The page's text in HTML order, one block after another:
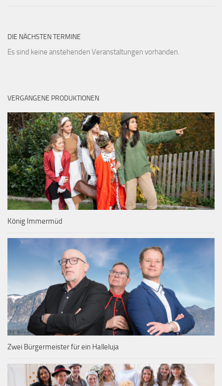
DIE NÄCHSTEN TERMINE
Es sind keine anstehenden Veranstaltungen vorhanden.
VERGANGENE PRODUKTIONEN
König Immermüd
Zwei Bürgermeister für ein Halleluja